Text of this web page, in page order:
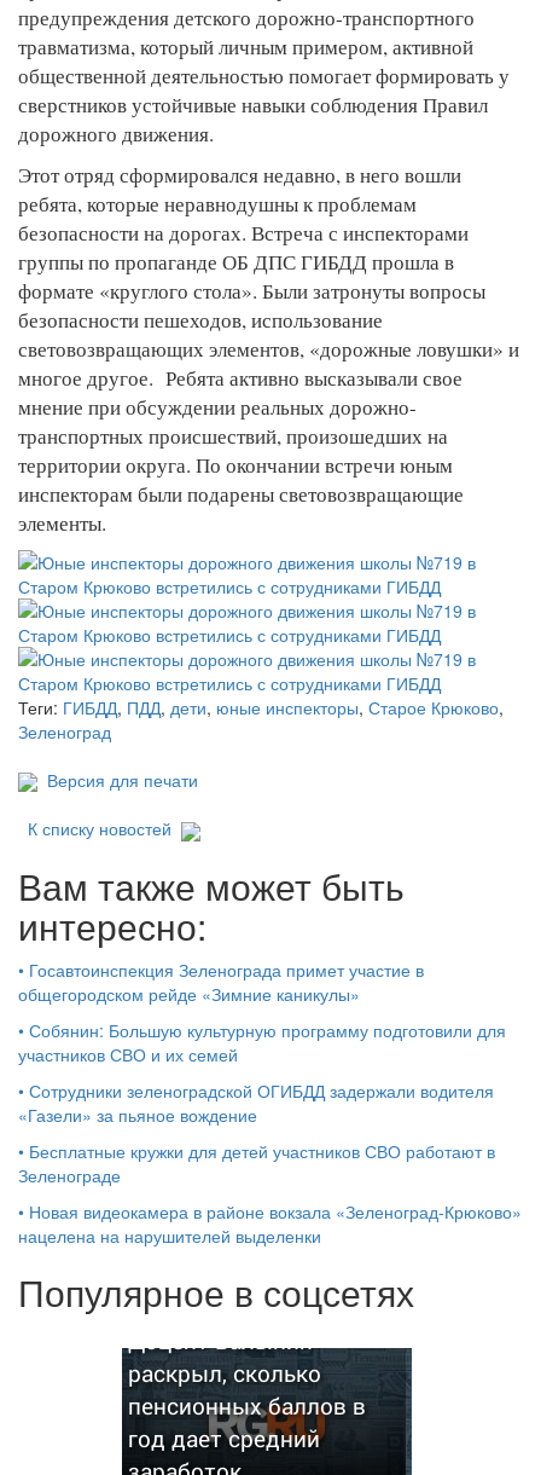
предупреждения детского дорожно-транспортного
травматизма, который личным примером, активной
общественной деятельностью помогает формировать у
сверстников устойчивые навыки соблюдения Правил
дорожного движения.
Этот отряд сформировался недавно, в него вошли
ребята, которые неравнодушны к проблемам
безопасности на дорогах. Встреча с инспекторами
группы по пропаганде ОБ ДПС ГИБДД прошла в
формате «круглого стола». Были затронуты вопросы
безопасности пешеходов, использование
световозвращающих элементов, «дорожные ловушки» и
многое другое. Ребята активно высказывали свое
мнение при обсуждении реальных дорожно-
транспортных происшествий, произошедших на
территории округа. По окончании встречи юным
инспекторам были подарены световозвращающие
элементы.
Теги: ГИБДД, ПДД, дети, юные инспекторы, Старое Крюково,
Зеленоград
Версия для печати
К списку новостей
Вам также может быть
интересно:
• Госавтоинспекция Зеленограда примет участие в
общегородском рейде «Зимние каникулы»
• Собянин: Большую культурную программу подготовили для
участников СВО и их семей
• Сотрудники зеленоградской ОГИБДД задержали водителя
«Газели» за пьяное вождение
• Бесплатные кружки для детей участников СВО работают в
Зеленограде
• Новая видеокамера в районе вокзала «Зеленоград-Крюково»
нацелена на нарушителей выделенки
Популярное в соцсетях
раскрыл, сколько
пенсионных баллов в
год дает средний